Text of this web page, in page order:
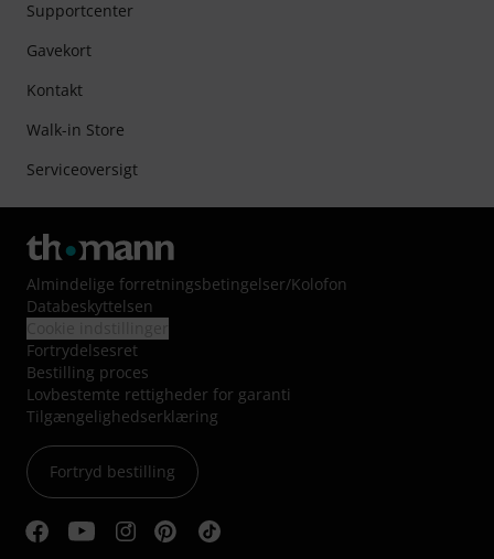
Supportcenter
Gavekort
Kontakt
Walk-in Store
Serviceoversigt
Almindelige forretningsbetingelser/Kolofon
Databeskyttelsen
Fortrydelsesret
Bestilling proces
Lovbestemte rettigheder for garanti
Tilgængelighedserklæring
Fortryd bestilling